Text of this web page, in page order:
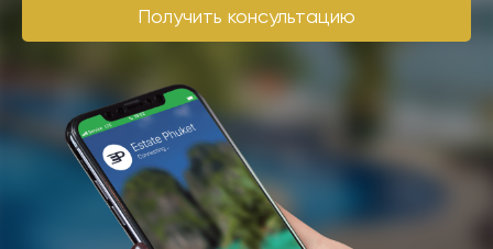
Получить консультацию